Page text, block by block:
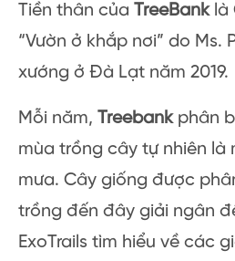
Tiền thân của TreeBanklà
“Vườn ở khắp nơi” do Ms.
xướng ở Đà Lạt năm 2019.
Mỗi năm, Treebankphân
mùa trồng cây tự nhiên là
mưa. Cây giống được
trồng đến đây giải ngân
ExoTrails tìm hiểu về các